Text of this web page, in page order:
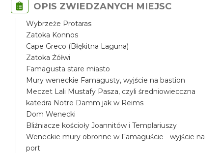
OPIS ZWIEDZANYCH MIEJSC
Wybrzeże Protaras
Zatoka Konnos
Cape Greco (Błękitna Laguna)
Zatoka Żółwi
Famagusta stare miasto
Mury weneckie Famagusty, wyjście na bastion
Meczet Lali Mustafy Pasza, czyli średniowiecczna
katedra Notre Damm jak w Reims
Dom Wenecki
Bliźniacze kościoły Joannitów i Templariuszy
Weneckie mury obronne w Famaguście - wyjście na
port